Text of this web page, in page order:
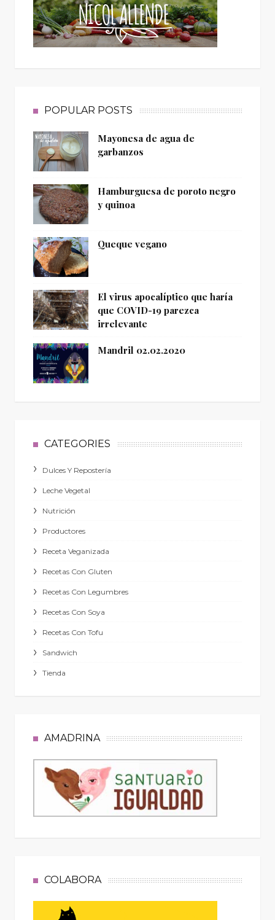
POPULAR POSTS
Mayonesa de agua de
garbanzos
Hamburguesa de poroto negro
y quinoa
Queque vegano
El virus apocalíptico que haría
que COVID-19 parezca
irrelevante
Mandril 02.02.2020
CATEGORIES
Dulces Y Repostería
Leche Vegetal
Nutrición
Productores
Receta Veganizada
Recetas Con Gluten
Recetas Con Legumbres
Recetas Con Soya
Recetas Con Tofu
Sandwich
Tienda
AMADRINA
COLABORA